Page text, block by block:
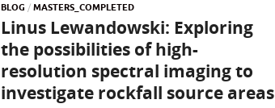
BLOG / MASTERS_COMPLETED
Linus Lewandowski: Exploring
the possibilities of high-
resolution spectral imaging to
investigate rockfall source areas